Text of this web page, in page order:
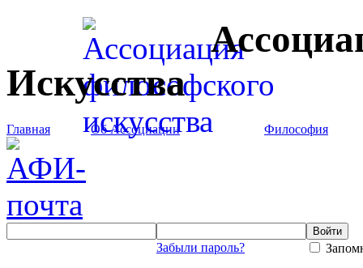
Искусства
Главная Об Ассоциации Философия
Забыли пароль?